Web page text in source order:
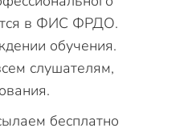
в ФИС ФРДО.
обучения.
слушателям,
бесплатно